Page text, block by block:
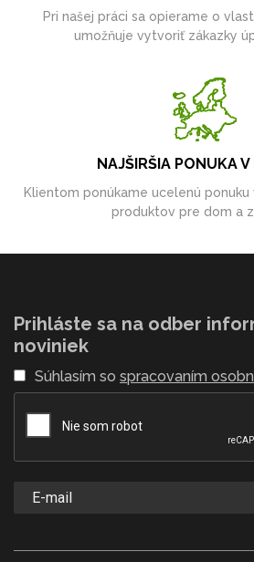
Pri našej práci sa opierame o
umožňuje vytvoriť zákazky
NAJŠIRŠIA PONUKA V
Klientom ponúkame ucelenú
produktov pre dom a
Prihláste sa na odber
noviniek
Súhlasím so spracovaním